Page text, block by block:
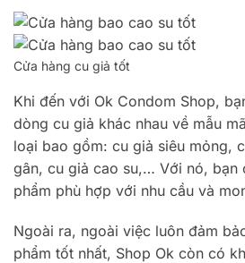
Cửa hàng cu giả tốt
Khi đến với Ok Condom Shop,
dòng cu giả khác nhau về mẫu
loại bao gồm: cu giả siêu mỏng,
gân, cu giả cao su,… Với nó, bạn
phẩm phù hợp với nhu cầu và
Ngoài ra, ngoài việc luôn đảm
phẩm tốt nhất, Shop Ok còn có